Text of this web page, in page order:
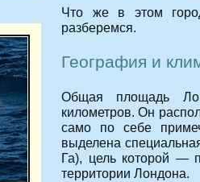
Что же в этом
разберемся.
География и
Общая площадь
километров. Он
само по себе
выделена
Га), цель которой —
территории Лондона.